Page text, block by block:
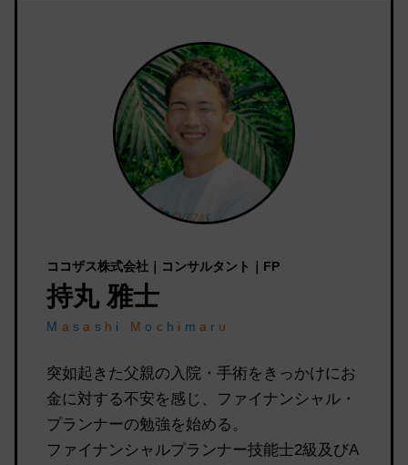
ココザス株式会社｜コンサルタント｜FP
持丸 雅士
M asa s h i Mo c h i m a r u
突如起きた父親の入院・手術をきっかけにお
金に対する不安を感じ、ファイナンシャル・
プランナーの勉強を始める。
ファイナンシャルプランナー技能士2級及びA